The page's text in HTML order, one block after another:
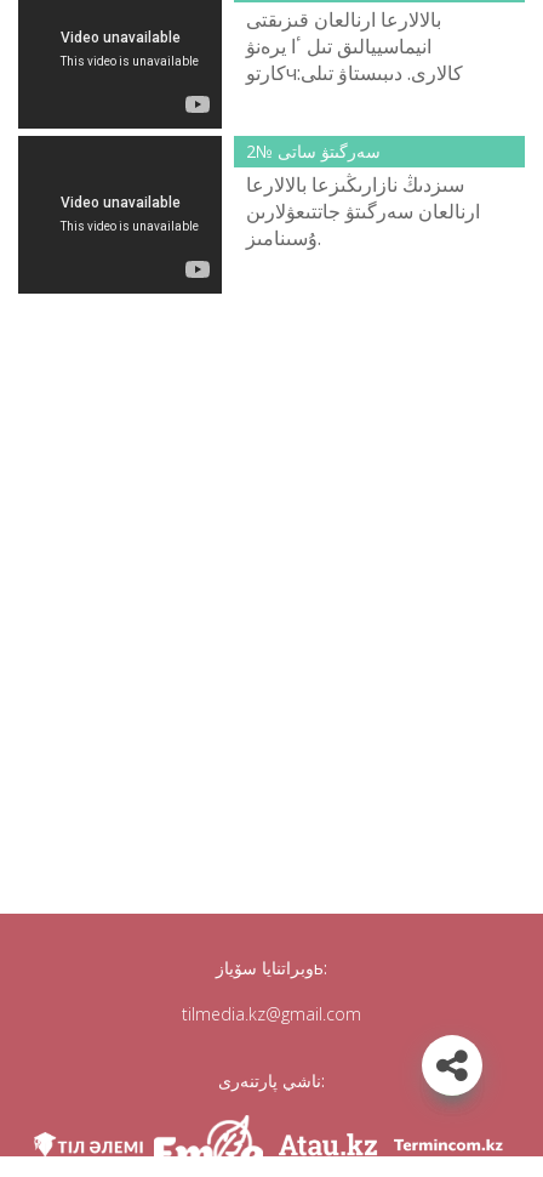
بالالارعا ارنالعان قىزىقتى
انيماسييالىق تىل ٴا يرەنۋ
كارتوчكالارى. دىبىستاۋ تىلى:
سەرگىتۋ ساتى №2
سىزدىڭ نازارىڭىزعا بالالارعا
ارنالعان سەرگىتۋ جاتتىعۋلارىن
ۇسىنامىز.
وبراتنايا سۆيازь:
tilmedia.kz@gmail.com
ناشي پارتنەرى: